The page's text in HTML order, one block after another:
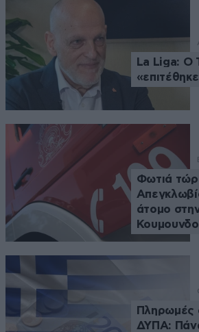
La Liga: Ο
Φωτιά
άτομο
Πληρωμές
ΔΥΠΑ: